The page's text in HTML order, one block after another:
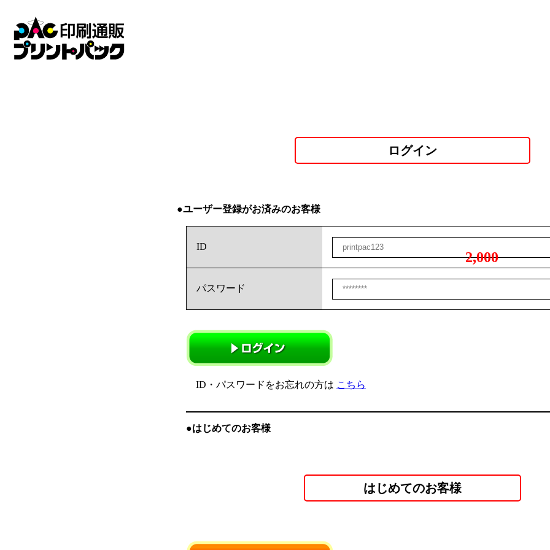
ログイン
●ユーザー登録がお済みのお客様
ID
パスワード
ID・パスワードをお忘れの方は こちら
●はじめてのお客様
はじめてのお客様
2,000